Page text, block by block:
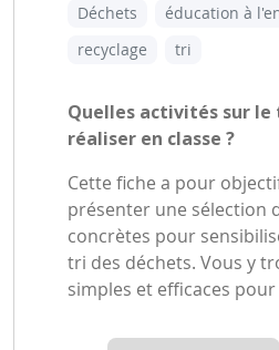
Déchets
éducation à
recyclage
tri
Quelles activités sur le
réaliser en classe ?
Cette fiche a pour
présenter une sélection
concrètes pour
tri des déchets. Vous y
simples et efficaces